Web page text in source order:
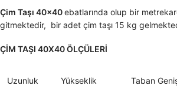
Çim Taşı 40×40ebatlarında olup bir
gitmektedir, bir adet çim taşı 15 kg
ÇİM TAŞI 40X40 ÖLÇÜLERİ
Uzunluk Yükseklik Taban